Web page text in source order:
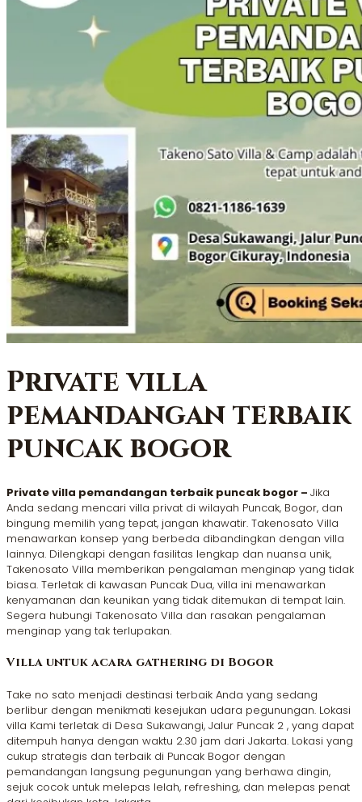
Private villa
pemandangan terbaik
puncak bogor
Private villa pemandangan terbaik puncak bogor – Jika
Anda sedang mencari villa privat di wilayah Puncak, Bogor, dan
bingung memilih yang tepat, jangan khawatir. Takenosato Villa
menawarkan konsep yang berbeda dibandingkan dengan villa
lainnya. Dilengkapi dengan fasilitas lengkap dan nuansa unik,
Takenosato Villa memberikan pengalaman menginap yang tidak
biasa. Terletak di kawasan Puncak Dua, villa ini menawarkan
kenyamanan dan keunikan yang tidak ditemukan di tempat lain.
Segera hubungi Takenosato Villa dan rasakan pengalaman
menginap yang tak terlupakan.
Villa untuk acara gathering di Bogor
Take no sato menjadi destinasi terbaik Anda yang sedang
berlibur dengan menikmati kesejukan udara pegunungan. Lokasi
villa Kami terletak di Desa Sukawangi, Jalur Puncak 2 , yang dapat
ditempuh hanya dengan waktu 2.30 jam dari Jakarta. Lokasi yang
cukup strategis dan terbaik di Puncak Bogor dengan
pemandangan langsung pegunungan yang berhawa dingin,
sejuk cocok untuk melepas lelah, refreshing, dan melepas penat